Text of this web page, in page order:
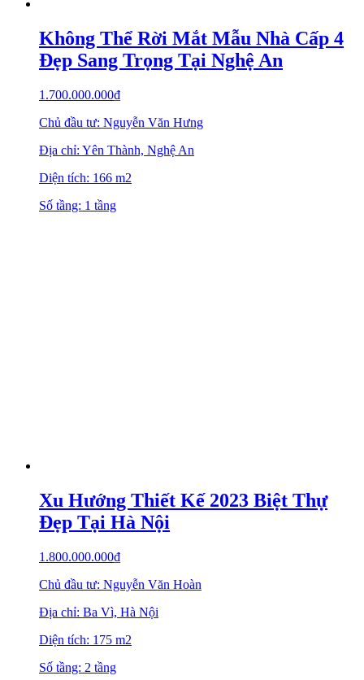
Không Thể Rời Mắt Mẫu Nhà Cấp 4
Đẹp Sang Trọng Tại Nghệ An
1.700.000.000₫
Chủ đầu tư: Nguyễn Văn Hưng
Địa chỉ: Yên Thành, Nghệ An
Diện tích: 166 m2
Số tầng: 1 tầng
Xu Hướng Thiết Kế 2023 Biệt Thự
Đẹp Tại Hà Nội
1.800.000.000₫
Chủ đầu tư: Nguyễn Văn Hoàn
Địa chỉ: Ba Vì, Hà Nội
Diện tích: 175 m2
Số tầng: 2 tầng